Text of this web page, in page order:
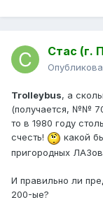
Стас (г.
Trolleybus, а
(получается, №№
то в 1980 году
счесть!
какой
пригородных
И правильно ли
200-ые?